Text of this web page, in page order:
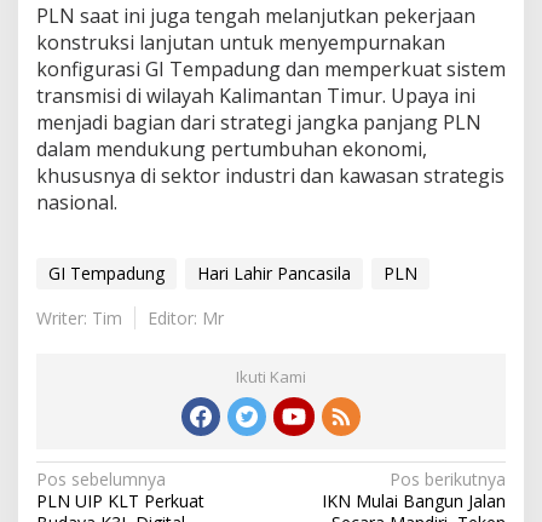
PLN saat ini juga tengah melanjutkan pekerjaan
konstruksi lanjutan untuk menyempurnakan
konfigurasi GI Tempadung dan memperkuat sistem
transmisi di wilayah Kalimantan Timur. Upaya ini
menjadi bagian dari strategi jangka panjang PLN
dalam mendukung pertumbuhan ekonomi,
khususnya di sektor industri dan kawasan strategis
nasional.
GI Tempadung Hari Lahir Pancasila
PLN
Writer: Tim
Editor: Mr
Ikuti Kami
Navigasi
Pos sebelumnya
PLN UIP KLT Perkuat
Pos berikutnya
IKN Mulai Bangun Jalan